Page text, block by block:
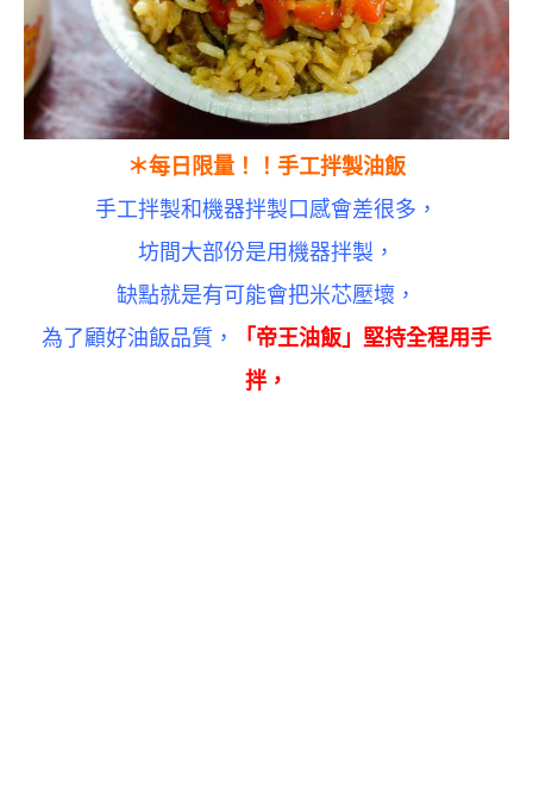
＊每日限量！！手工拌製油飯
手工拌製和機器拌製口感會差很多，
坊間大部份是用機器拌製，
缺點就是有可能會把米芯壓壞，
為了顧好油飯品質，
「帝王油飯」 堅持全程用手
拌，